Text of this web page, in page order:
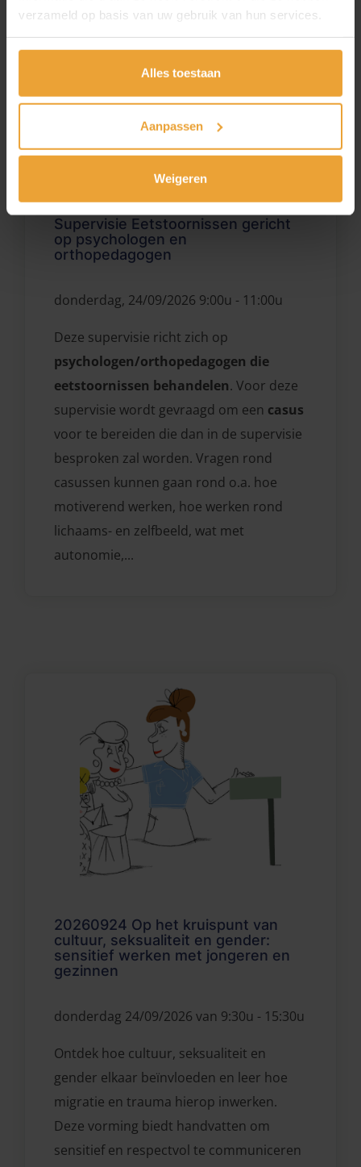
verzameld op basis van uw gebruik van hun services.
Alles toestaan
Aanpassen
Weigeren
Supervisie Eetstoornissen gericht
op psychologen en
orthopedagogen
Deze supervisie richt zich op
psychologen/orthopedagogen die
eetstoornissen behandelen. Voor deze
supervisie wordt gevraagd om een casus
voor te bereiden die dan in de supervisie
besproken zal worden. Vragen rond
casussen kunnen gaan rond o.a. hoe
motiverend werken, hoe werken rond
lichaams- en zelfbeeld, wat met
autonomie,...
donderdag, 24/09/2026 9:00u - 11:00u
20260924 Op het kruispunt van
cultuur, seksualiteit en gender:
sensitief werken met jongeren en
gezinnen
Ontdek hoe cultuur, seksualiteit en
gender elkaar beïnvloeden en leer hoe
migratie en trauma hierop inwerken.
Deze vorming biedt handvatten om
sensitief en respectvol te communiceren
donderdag 24/09/2026 van 9:30u - 15:30u